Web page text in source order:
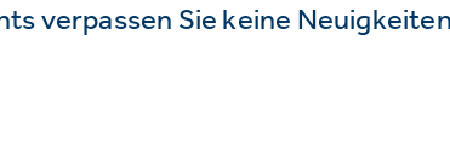
verpassen Sie keine